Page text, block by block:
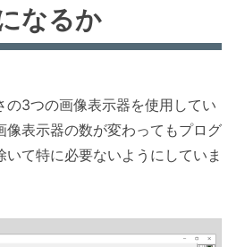
なるか
の3つの画像表示器を使用してい
像表示器の数が変わってもプログ
て特に必要ないようにしていま